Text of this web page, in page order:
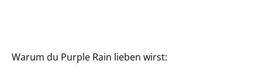
Warum du Purple Rain lieben wirst: